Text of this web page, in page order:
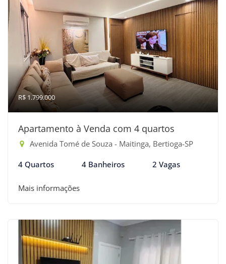
R$ 1.799.000
Apartamento à Venda com 4 quartos
Avenida Tomé de Souza - Maitinga, Bertioga-SP
4 Quartos 4 Banheiros 2 Vagas
Mais informações